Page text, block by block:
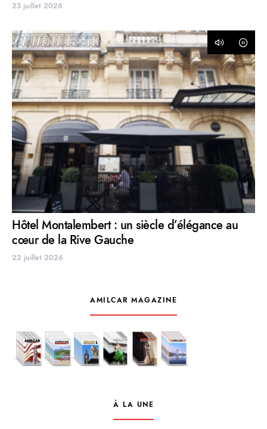
23 juillet 2026
Hôtel Montalembert : un siècle d’élégance au
cœur de la Rive Gauche
22 juillet 2026
AMILCAR MAGAZINE
À LA UNE